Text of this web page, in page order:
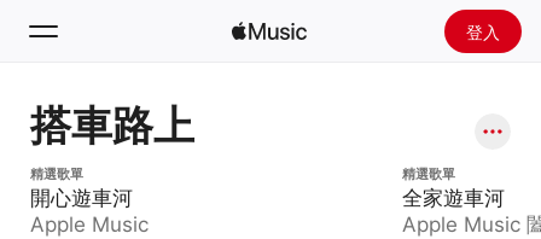
登入
搜尋
首頁
探新
搭車路上
開心遊車河
精選歌單
開心遊車河
Apple Music
全家遊車河
精選歌單
全家遊車河
Apple Music